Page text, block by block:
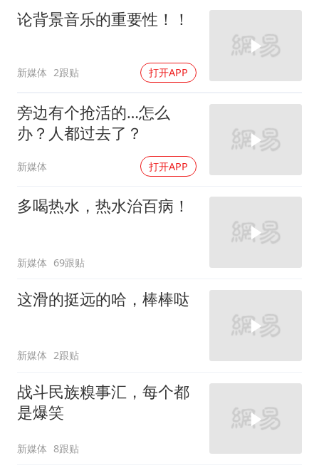
论背景音乐的重要性！！
新媒体 2跟贴 打开APP
旁边有个抢活的…怎么
办？人都过去了？
新媒体 打开APP
多喝热水，热水治百病！
新媒体 69跟贴
这滑的挺远的哈，棒棒哒
新媒体 2跟贴
战斗民族糗事汇，每个都
是爆笑
新媒体 8跟贴